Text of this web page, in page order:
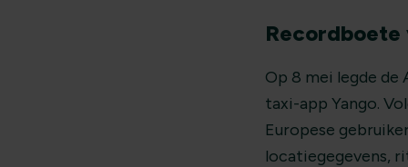
Recordboete
Op 8 mei legde
taxi-app Yango.
Europese
locatiegegevens,